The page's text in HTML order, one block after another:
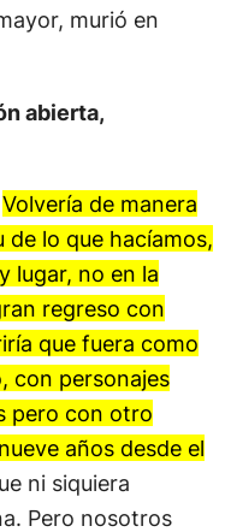
murió en
abierta,
Volvería de manera
lo que hacíamos,
lugar, no en la
regreso con
que fuera como
con personajes
pero con otro
años desde el
ni siquiera
Pero nosotros